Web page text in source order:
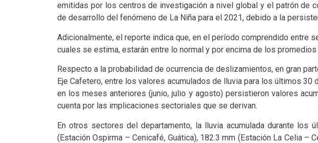
emitidas por los centros de investigación a nivel global y el patrón de
de desarrollo del fenómeno de La Niña para el 2021, debido a la
Adicionalmente, el reporte indica que, en el período comprendido entre
cuales se estima, estarán entre lo normal y por encima de los promedios
Respecto a la probabilidad de ocurrencia de deslizamientos, en gran
Eje Cafetero, entre los valores acumulados de lluvia para los últimos
en los meses anteriores (junio, julio y agosto) persistieron valores
cuenta por las implicaciones sectoriales que se derivan.
En otros sectores del departamento, la lluvia acumulada durante los
(Estación Ospirma – Cenicafé, Guática), 182.3 mm (Estación La Celia –